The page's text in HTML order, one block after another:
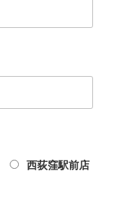
西荻窪駅前店